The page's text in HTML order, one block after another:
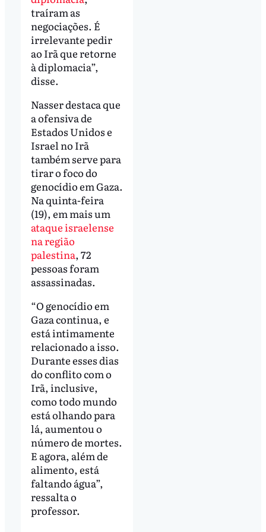
traíram as
negociações. É
irrelevante pedir
ao Irã que retorne
à diplomacia”,
disse.
Nasser destaca que
a ofensiva de
Estados Unidos e
Israel no Irã
também serve para
tirar o foco do
genocídio em Gaza.
Na quinta-feira
(19), em mais um
ataque israelense
na região
palestina, 72
pessoas foram
assassinadas.
“O genocídio em
Gaza continua, e
está intimamente
relacionado a isso.
Durante esses dias
do conflito com o
Irã, inclusive,
como todo mundo
está olhando para
lá, aumentou o
número de mortes.
E agora, além de
alimento, está
faltando água”,
ressalta o
professor.